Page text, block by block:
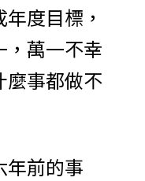
度目標，
，萬一不幸
麼事都做不
年前的事